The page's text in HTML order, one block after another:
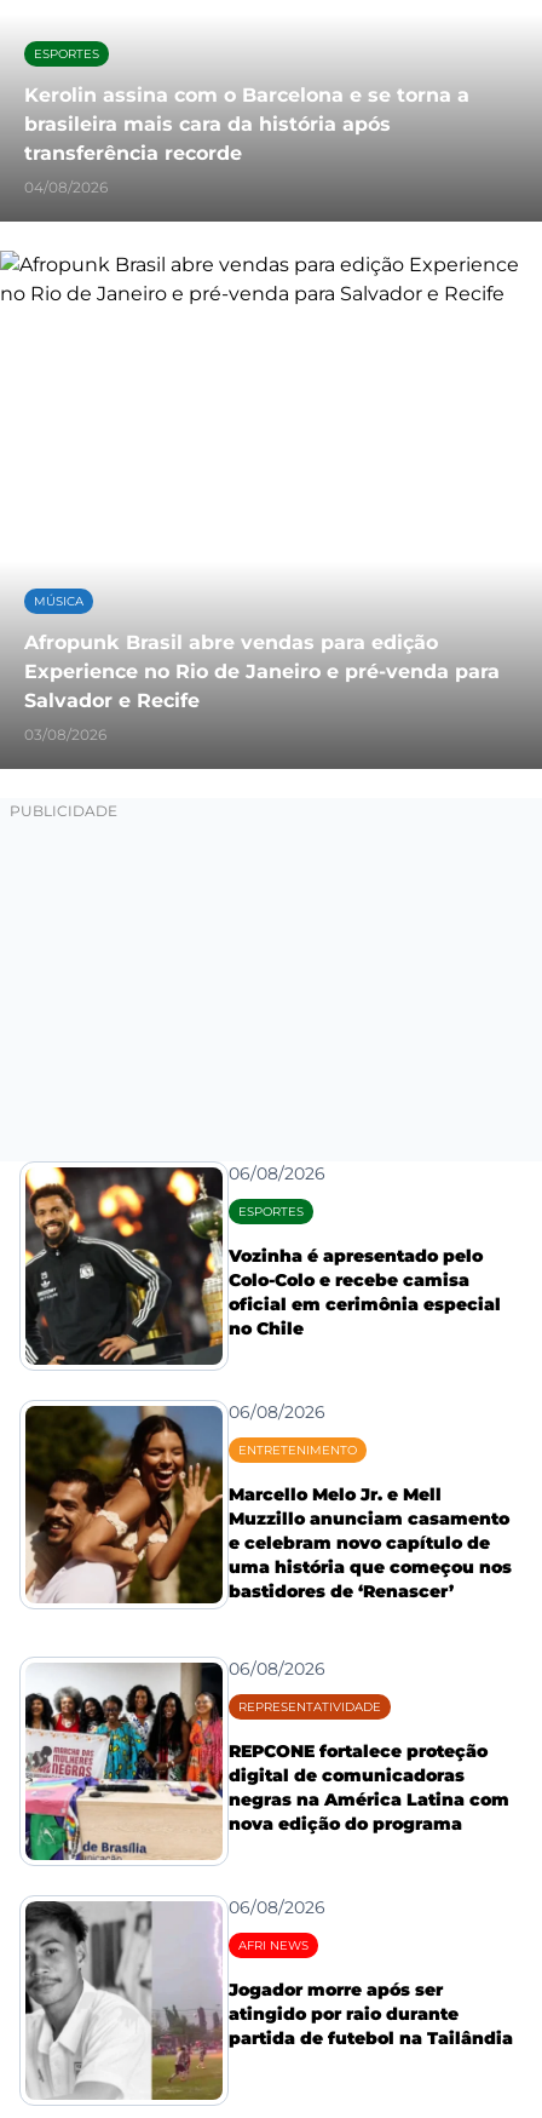
ESPORTES
Kerolin assina com o Barcelona e se torna a
brasileira mais cara da história após
transferência recorde
04/08/2026
MÚSICA
Afropunk Brasil abre vendas para edição
Experience no Rio de Janeiro e pré-venda para
Salvador e Recife
03/08/2026
06/08/2026
ESPORTES
Vozinha é apresentado pelo
Colo-Colo e recebe camisa
oficial em cerimônia especial
no Chile
06/08/2026
ENTRETENIMENTO
Marcello Melo Jr. e Mell
Muzzillo anunciam casamento
e celebram novo capítulo de
uma história que começou nos
bastidores de ‘Renascer’
06/08/2026
REPRESENTATIVIDADE
REPCONE fortalece proteção
digital de comunicadoras
negras na América Latina com
nova edição do programa
06/08/2026
AFRI NEWS
Jogador morre após ser
atingido por raio durante
partida de futebol na Tailândia